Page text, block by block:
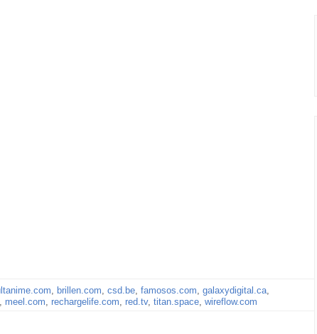
, brillen.com, csd.be, famosos.com, galaxydigital.ca,
, meel.com, rechargelife.com, red.tv, titan.space, wireflow.com